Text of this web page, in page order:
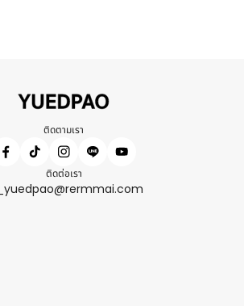
ติดตามเรา
ติดต่อเรา